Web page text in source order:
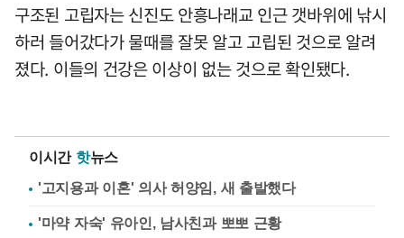
구조된 고립자는 신진도 안흥나래교 인근 갯바위에 낚시
하러 들어갔다가 물때를 잘못 알고 고립된 것으로 알려
졌다. 이들의 건강은 이상이 없는 것으로 확인됐다.
이시간 핫뉴스
'고지용과 이혼' 의사 허양임, 새 출발했다
'마약 자숙' 유아인, 남사친과 뽀뽀 근황